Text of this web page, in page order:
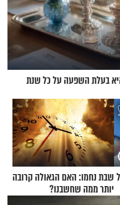
בעלת השפעה על כל שנת
שבת נחמו: האם הגאולה קרובה
יותר ממה שחשבנו?